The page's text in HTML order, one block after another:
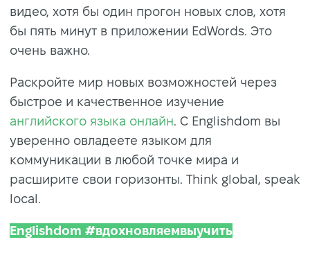
видео, хотя бы один прогон новых слов, хотя
бы пять минут в приложении EdWords. Это
очень важно.
Раскройте мир новых возможностей через
быстрое и качественное изучение
английского языка онлайн . С Englishdom вы
уверенно овладеете языком для
коммуникации в любой точке мира и
расширите свои горизонты. Think global, speak
local.
Englishdom #вдохновляемвыучить